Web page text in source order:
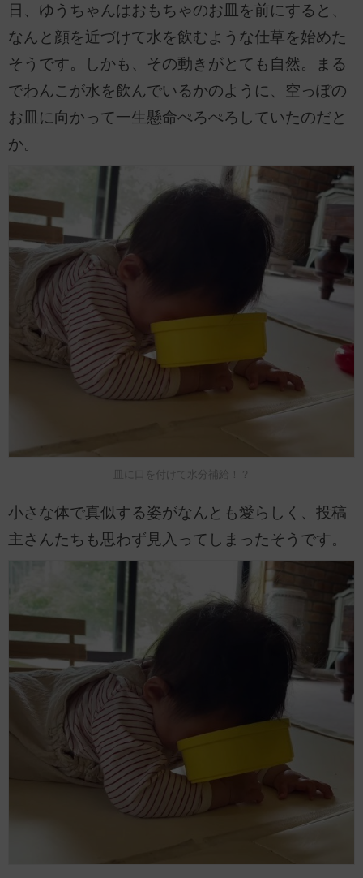
日、ゆうちゃんはおもちゃのお皿を前にすると、
なんと顔を近づけて水を飲むような仕草を始めた
そうです。しかも、その動きがとても自然。まる
でわんこが水を飲んでいるかのように、空っぽの
お皿に向かって一生懸命ぺろぺろしていたのだと
か。
皿に口を付けて水分補給！？
小さな体で真似する姿がなんとも愛らしく、投稿
主さんたちも思わず見入ってしまったそうです。